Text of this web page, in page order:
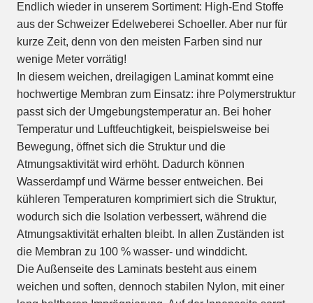
Endlich wieder in unserem Sortiment: High-End Stoffe
aus der Schweizer Edelweberei Schoeller. Aber nur für
kurze Zeit, denn von den meisten Farben sind nur
wenige Meter vorrätig!
In diesem weichen, dreilagigen Laminat kommt eine
hochwertige Membran zum Einsatz: ihre Polymerstruktur
passt sich der Umgebungstemperatur an. Bei hoher
Temperatur und Luftfeuchtigkeit, beispielsweise bei
Bewegung, öffnet sich die Struktur und die
Atmungsaktivität wird erhöht. Dadurch können
Wasserdampf und Wärme besser entweichen. Bei
kühleren Temperaturen komprimiert sich die Struktur,
wodurch sich die Isolation verbessert, während die
Atmungsaktivität erhalten bleibt. In allen Zuständen ist
die Membran zu 100 % wasser- und winddicht.
Die Außenseite des Laminats besteht aus einem
weichen und soften, dennoch stabilen Nylon, mit einer